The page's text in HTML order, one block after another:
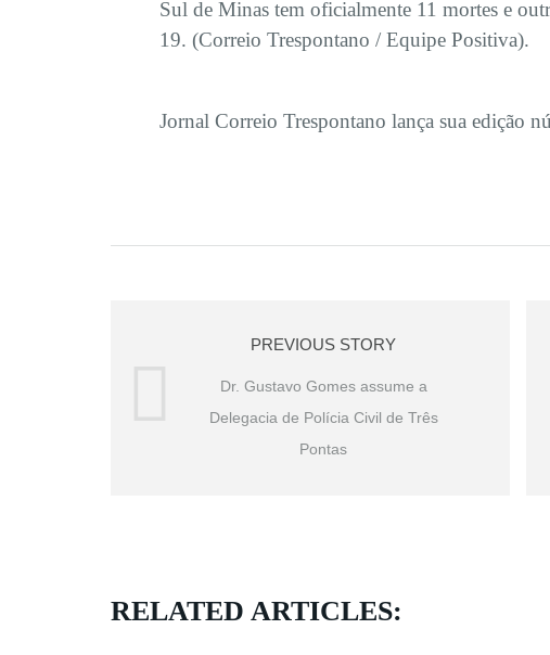
Sul de Minas tem oficialmente 11 mortes e
19. (Correio Trespontano / Equipe Positiva).
Jornal Correio Trespontano lança sua edição
PREVIOUS STORY
Dr. Gustavo Gomes assume a
Delegacia de Polícia Civil de Três
Pontas
RELATED ARTICLES: